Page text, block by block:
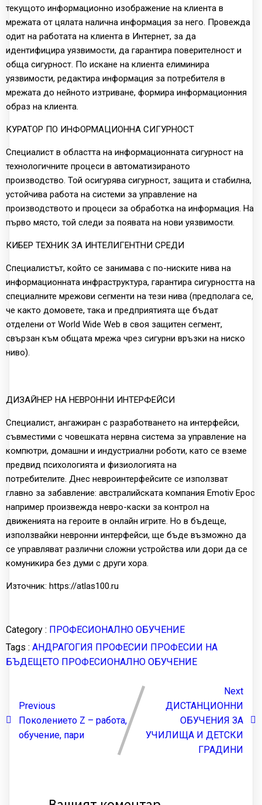
текущото информационно изображение на клиента в
мрежата от цялата налична информация за него. Провежда
одит на работата на клиента в Интернет, за да
идентифицира уязвимости, да гарантира поверителност и
обща сигурност. По искане на клиента елиминира
уязвимости, редактира информация за потребителя в
мрежата до нейното изтриване, формира информационния
образ на клиента.
КУРАТОР ПО ИНФОРМАЦИОННА СИГУРНОСТ
Специалист в областта на информационната сигурност на
технологичните процеси в автоматизираното
производство. Той осигурява сигурност, защита и стабилна,
устойчива работа на системи за управление на
производството и процеси за обработка на информация. На
първо място, той следи за появата на нови уязвимости.
КИБЕР ТЕХНИК ЗА ИНТЕЛИГЕНТНИ СРЕДИ
Специалистът, който се занимава с по-ниските нива на
информационната инфраструктура, гарантира сигурността на
специалните мрежови сегменти на тези нива (предполага се,
че както домовете, така и предприятията ще бъдат
отделени от World Wide Web в своя защитен сегмент,
свързан към общата мрежа чрез сигурни връзки на ниско
ниво).
ДИЗАЙНЕР НА НЕВРОННИ ИНТЕРФЕЙСИ
Специалист, ангажиран с разработването на интерфейси,
съвместими с човешката нервна система за управление на
компютри, домашни и индустриални роботи, като се вземе
предвид психологията и физиологията на
потребителите. Днес невроинтерфейсите се използват
главно за забавление: австралийската компания Emotiv Epoc
например произвежда невро-каски за контрол на
движенията на героите в онлайн игрите. Но в бъдеще,
използвайки невронни интерфейси, ще бъде възможно да
се управляват различни сложни устройства или дори да се
комуникира без думи с други хора.
Източник: https://atlas100.ru
Category : ПРОФЕСИОНАЛНО ОБУЧЕНИЕ
Tags : АНДРАГОГИЯ ПРОФЕСИИ ПРОФЕСИИ НА
БЪДЕЩЕТО ПРОФЕСИОНАЛНО ОБУЧЕНИЕ
Previous
Поколението Z – работа,
обучение, пари
Next
ДИСТАНЦИОННИ
ОБУЧЕНИЯ ЗА
УЧИЛИЩА И ДЕТСКИ
ГРАДИНИ